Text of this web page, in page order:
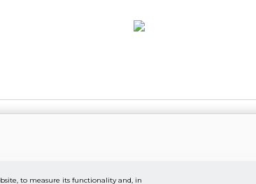
to measure its functionality and, in